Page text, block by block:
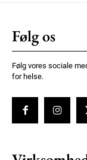
Følg os
Følg vores sociale
for helse.